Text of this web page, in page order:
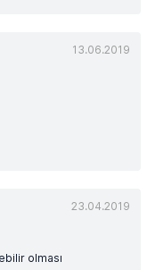
13.06.2019
23.04.2019
olması